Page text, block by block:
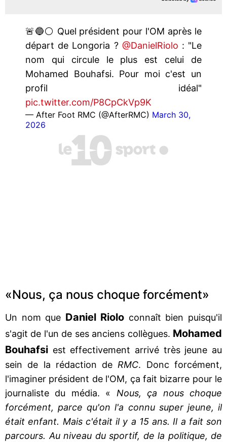
🚨🔵⚪️ Quel président pour l'OM après le
départ de Longoria ? @DanielRiolo : "Le
nom qui circule le plus est celui de
Mohamed Bouhafsi. Pour moi c'est un
profil idéal"
pic.twitter.com/P8CpCkVp9K
— After Foot RMC (@AfterRMC) March 30,
2026
«Nous, ça nous choque forcément»
Un nom que Daniel Riolo connaît bien puisqu'il
s'agit de l'un de ses anciens collègues. Mohamed
Bouhafsi est effectivement arrivé très jeune au
sein de la rédaction de RMC. Donc forcément,
l'imaginer président de l'OM, ça fait bizarre pour le
journaliste du média. « Nous, ça nous choque
forcément, parce qu'on l'a connu super jeune, il
était enfant. Mais c'était il y a 15 ans. Il a fait son
parcours. Au niveau du sportif, de la politique, de